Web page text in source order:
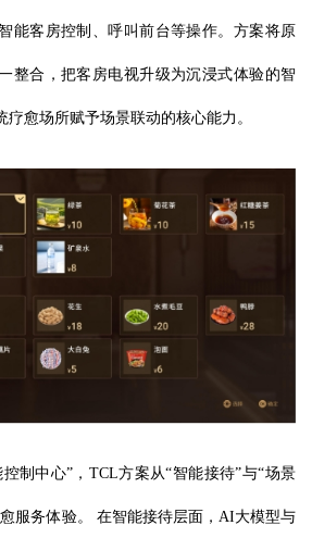
能客房控制、呼叫前台等操作。方案将原
整合，把客房电视升级为沉浸式体验的智
愈场所赋予场景联动的核心能力。
制中心”，TCL方案从“智能接待”与“场景
服务体验。 在智能接待层面，AI大模型与